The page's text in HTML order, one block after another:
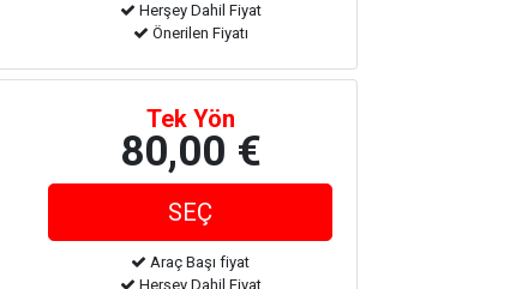
Herşey Dahil Fiyat
Önerilen Fiyatı
Tek Yön
80,00 €
Araç Başı fiyat
Herşey Dahil Fiyat